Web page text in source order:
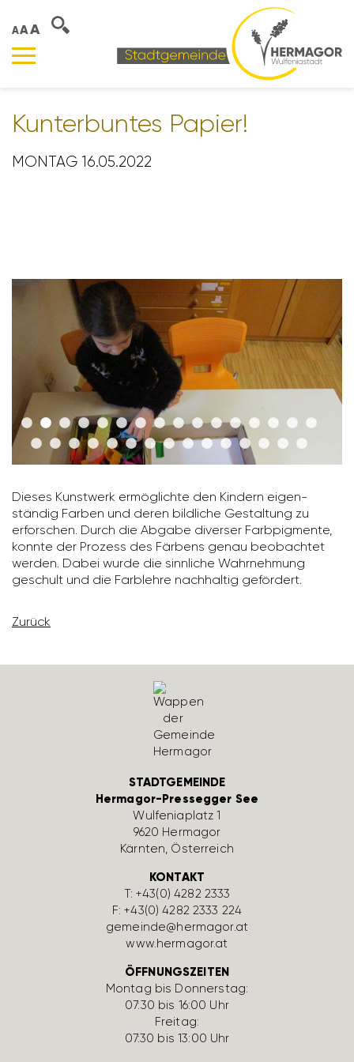
AAA
Kunter­buntes Papier!
MONTAG 16.05.2022
Krepp­pa­pier auflegen
Dieses Kunst­werk ermög­lichte den Kindern eigen­
ständig Farben und deren bild­liche Gestal­tung zu
erfor­schen. Durch die Abgabe diverser Farb­pig­mente,
konnte der Prozess des Färbens genau beob­achtet
werden. Dabei wurde die sinn­liche Wahr­neh­mung
geschult und die Farb­lehre nach­haltig geför­dert.
Zurück
STADTGEMEINDE
Hermagor-Pressegger See
Wulfe­nia­platz 1
9620 Hermagor
Kärnten, Öster­reich
KONTAKT
T:+43(0) 4282 2333
F: +43(0) 4282 2333 224
gemeinde@hermagor.at
www.hermagor.at
ÖFFNUNGSZEITEN
Montag bis Donnerstag:
07:30 bis 16:00 Uhr
Freitag:
07:30 bis 13:00 Uhr